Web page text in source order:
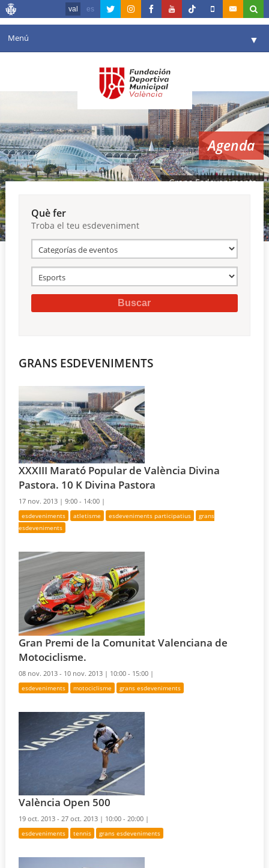
val es
Menú ▼
Agenda
Comunicació ▼
València en esport ▼
Reserves
Agenda
Grans Esdeveniments
Què fer
Troba el teu esdeveniment
GRANS ESDEVENIMENTS
XXXIII Marató Popular de València Divina
Pastora. 10 K Divina Pastora
17 nov. 2013 |9:00 - 14:00 |
esdeveniments atletisme esdeveniments participatius
grans
esdeveniments
Gran Premi de la Comunitat Valenciana de
Motociclisme.
08 nov. 2013 - 10 nov. 2013 | 10:00 - 15:00 |
esdeveniments motociclisme grans esdeveniments
València Open 500
19 oct. 2013 - 27 oct. 2013 | 10:00 - 20:00 |
esdeveniments tennis grans esdeveniments